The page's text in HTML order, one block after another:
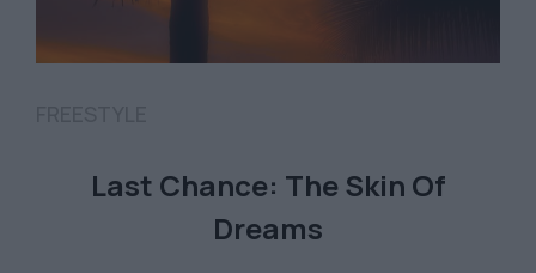
Last Chance: The Skin Of
Dreams